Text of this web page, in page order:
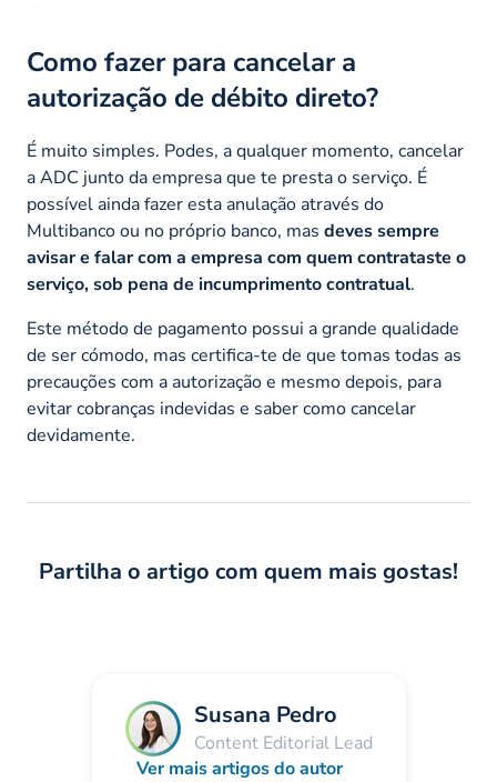
Como fazer para cancelar a
autorização de débito direto?
É muito simples. Podes, a qualquer momento, cancelar
a ADC junto da empresa que te presta o serviço. É
possível ainda fazer esta anulação através do
Multibanco ou no próprio banco, mas deves sempre
avisar e falar com a empresa com quem contrataste o
serviço, sob pena de incumprimento contratual.
Este método de pagamento possui a grande qualidade
de ser cómodo, mas certifica-te de que tomas todas as
precauções com a autorização e mesmo depois, para
evitar cobranças indevidas e saber como cancelar
devidamente.
Partilha o artigo com quem mais gostas!
Susana Pedro
Content Editorial Lead
Ver mais artigos do autor